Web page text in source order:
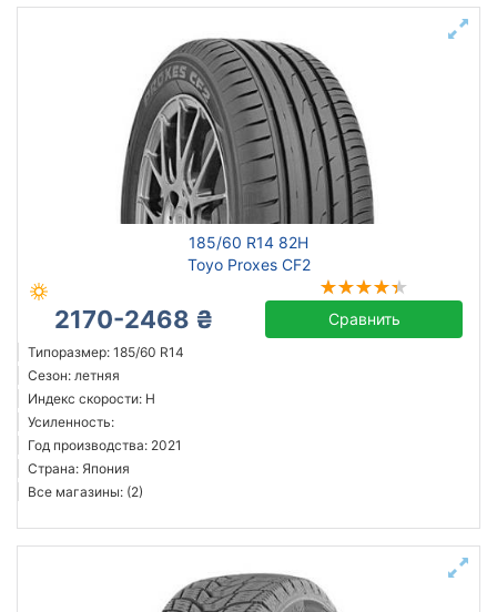
185/60 R14 82H
Toyo Proxes CF2
2170-2468 ₴ Сравнить
Типоразмер: 185/60 R14
Сезон: летняя
Индекс скорости: H
Усиленность:
Год производства: 2021
Страна: Япония
Все магазины: (2)